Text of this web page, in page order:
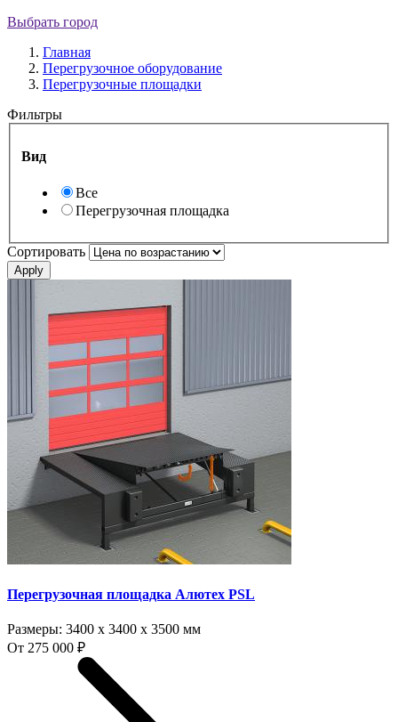
Выбрать город
Главная
Перегрузочное оборудование
Перегрузочные площадки
Фильтры
Вид
Все
Перегрузочная площадка
Сортировать
Перегрузочная площадка Алютех PSL
Размеры: 3400 x 3400 x 3500 мм
От 275 000 ₽